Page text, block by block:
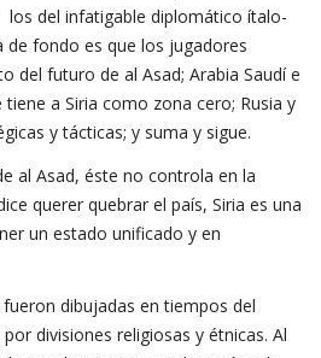
los del infatigable diplomático ítalo-
fondo es que los jugadores
del futuro de al Asad; Arabia Saudí e
a Siria como zona cero; Rusia y
y tácticas; y suma y sigue.
al Asad, éste no controla en la
querer quebrar el país, Siria es una
un estado unificado y en
dibujadas en tiempos del
divisiones religiosas y étnicas. Al